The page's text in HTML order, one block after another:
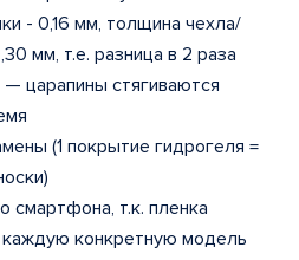
- 0,16 мм, толщина чехла/
мм, т.е. разница в 2 раза
царапины стягиваются
(1 покрытие гидрогеля =
т.к. пленка
каждую конкретную модель